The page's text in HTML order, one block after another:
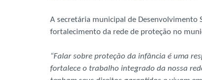
A secretária municipal de Desenvolvimento
fortalecimento da rede de proteção no
“Falar sobre proteção da infância é uma
fortalece o trabalho integrado da nossa